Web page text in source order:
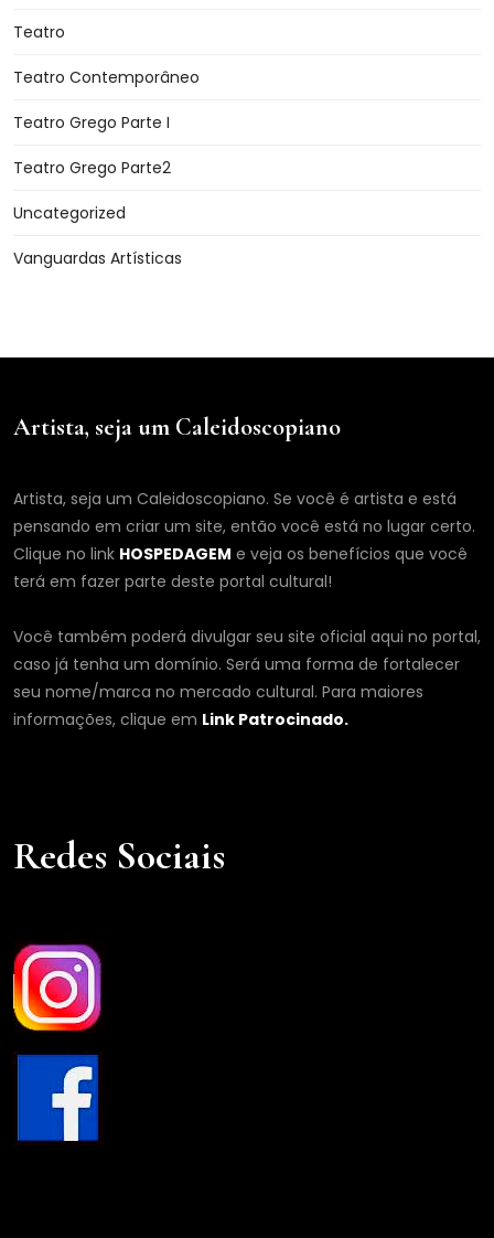
Teatro
Teatro Contemporâneo
Teatro Grego Parte I
Teatro Grego Parte2
Uncategorized
Vanguardas Artísticas
Artista, seja um Caleidoscopiano
Artista, seja um Caleidoscopiano. Se você é artista e está
pensando em criar um site, então você está no lugar certo.
Clique no link HOSPEDAGEM e veja os benefícios que você
terá em fazer parte deste portal cultural!
Você também poderá divulgar seu site oficial aqui no portal,
caso já tenha um domínio. Será uma forma de fortalecer
seu nome/marca no mercado cultural. Para maiores
informações, clique em Link Patrocinado.
Redes Sociais